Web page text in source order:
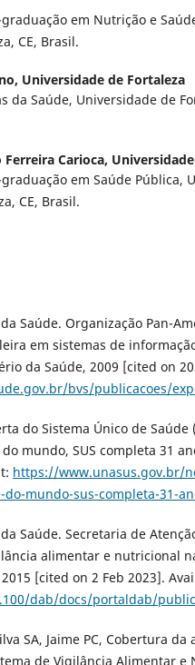
em Nutrição e
CE, Brasil.
Universidade de Fortaleza
da Saúde, Universidade de
Carioca,
em Saúde Pública,
CE, Brasil.
Saúde. Organização Pan-
em sistemas de
da Saúde, 2009 [cited on
bvs/publicacoes/
do Sistema Único de Saúde
mundo, SUS completa 31
https://www.unasus.gov.br/
mundo-sus-completa-31-
Saúde. Secretaria de
alimentar e nutricional
[cited on 2 Feb 2023].
dab/docs/portaldab/
SA, Jaime PC, Cobertura
de Vigilância Alimentar e